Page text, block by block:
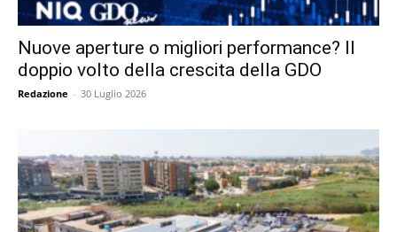
Nuove aperture o migliori performance? Il
doppio volto della crescita della GDO
Redazione - 30 Luglio 2026